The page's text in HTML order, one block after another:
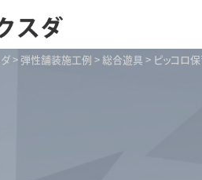
> 弾性舗装施工例 >総合遊具 > ピッコロ